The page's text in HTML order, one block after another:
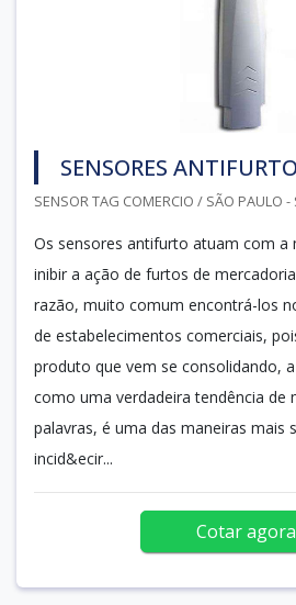
SENSORES ANTIFURTO
SENSOR TAG COMERCIO / SÃO PAULO -
Os sensores antifurto atuam com a
inibir a ação de furtos de
razão, muito comum encontrá-los
de estabelecimentos comerciais,
produto que vem se consolidando,
como uma verdadeira tendência de
palavras, é uma das maneiras mais
incid&ecir...
Cotar agora